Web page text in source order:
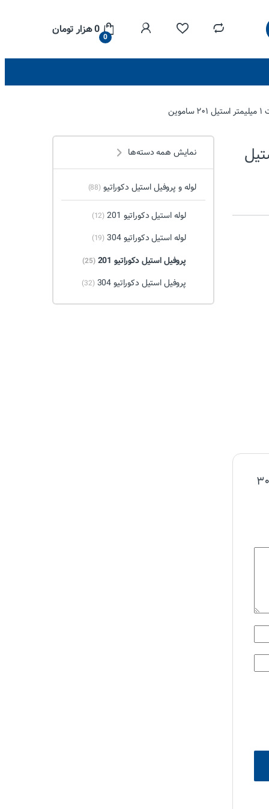
0
0هزار تومان
استیل
اولین نظر را شما بفرستید برای “پروفیل(قوطی) ۳۰×۳۰
نمایش همه دسته‌ها
لوله و پروفیل استیل دکوراتیو (88)
لوله استیل دکوراتیو 201 (12)
لوله استیل دکوراتیو 304 (19)
پروفیل استیل دکوراتیو 201 (25)
پروفیل استیل دکوراتیو 304 (32)